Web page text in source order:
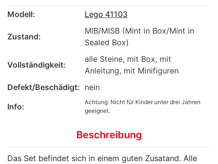
Modell: Lego 41103
Zustand:
MIB/MISB (Mint in Box/Mint in
Sealed Box)
Vollständigkeit:
alle Steine, mit Box, mit
Anleitung, mit Minifiguren
Defekt/Beschädigt: nein
Info:
Achtung: Nicht für Kinder unter drei Jahren
geeignet.
Beschreibung
Das Set befindet sich in einem guten Zusatand. Alle